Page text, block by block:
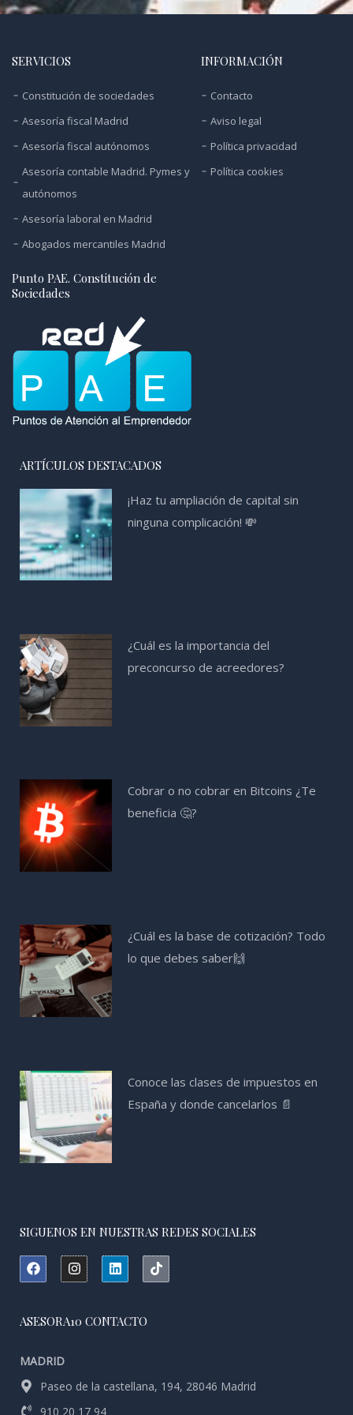
SERVICIOS
Constitución de sociedades
Asesoría fiscal Madrid
Asesoría fiscal autónomos
Asesoría contable Madrid. Pymes y
autónomos
Asesoría laboral en Madrid
Abogados mercantiles Madrid
Punto PAE. Constitución de
Sociedades
INFORMACIÓN
Contacto
Aviso legal
Política privacidad
Política cookies
ARTÍCULOS DESTACADOS
¡Haz tu ampliación de capital sin
ninguna complicación! 💸
¿Cuál es la importancia del
preconcurso de acreedores?
Cobrar o no cobrar en Bitcoins ¿Te
beneficia 🤔?
¿Cuál es la base de cotización? Todo
lo que debes saber🙌
Conoce las clases de impuestos en
España y donde cancelarlos 📄
SIGUENOS EN NUESTRAS REDES SOCIALES
F
a
c
b
o
k
I
n
s
a
g
L
i
n
e
d
T
i
k
ASESORA10 CONTACTO
MADRID
Paseo de la castellana, 194, 28046 Madrid
910 20 17 94